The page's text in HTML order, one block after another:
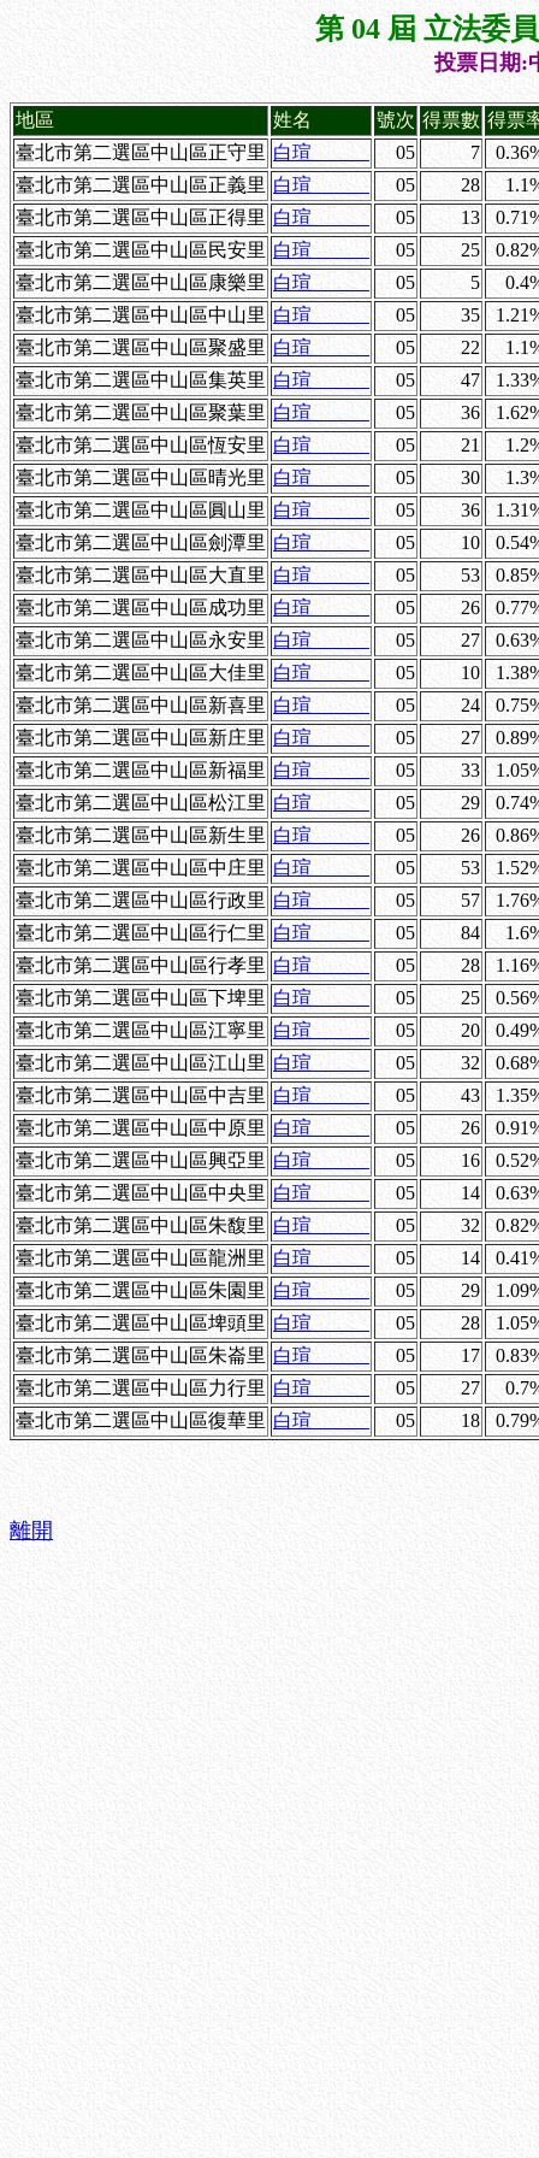
第 04 屆 立法委
投票日期:
地區 姓名 號次 得票數 得票
臺北市第二選區中山區正守里 白瑄 05 7
臺北市第二選區中山區正義里 白瑄 05 28
臺北市第二選區中山區正得里 白瑄 05 13
臺北市第二選區中山區民安里 白瑄 05 25
臺北市第二選區中山區康樂里 白瑄 05 5
臺北市第二選區中山區中山里 白瑄 05 35
臺北市第二選區中山區聚盛里 白瑄 05 22
臺北市第二選區中山區集英里 白瑄 05 47
臺北市第二選區中山區聚葉里 白瑄 05 36
臺北市第二選區中山區恆安里 白瑄 05 21
臺北市第二選區中山區晴光里 白瑄 05 30
臺北市第二選區中山區圓山里 白瑄 05 36
臺北市第二選區中山區劍潭里 白瑄 05 10
臺北市第二選區中山區大直里 白瑄 05 53
臺北市第二選區中山區成功里 白瑄 05 26
臺北市第二選區中山區永安里 白瑄 05 27
臺北市第二選區中山區大佳里 白瑄 05 10
臺北市第二選區中山區新喜里 白瑄 05 24
臺北市第二選區中山區新庄里 白瑄 05 27
臺北市第二選區中山區新福里 白瑄 05 33
臺北市第二選區中山區松江里 白瑄 05 29
臺北市第二選區中山區新生里 白瑄 05 26
臺北市第二選區中山區中庄里 白瑄 05 53
臺北市第二選區中山區行政里 白瑄 05 57
臺北市第二選區中山區行仁里 白瑄 05 84
臺北市第二選區中山區行孝里 白瑄 05 28
臺北市第二選區中山區下埤里 白瑄 05 25
臺北市第二選區中山區江寧里 白瑄 05 20
臺北市第二選區中山區江山里 白瑄 05 32
臺北市第二選區中山區中吉里 白瑄 05 43
臺北市第二選區中山區中原里 白瑄 05 26
臺北市第二選區中山區興亞里 白瑄 05 16
臺北市第二選區中山區中央里 白瑄 05 14
臺北市第二選區中山區朱馥里 白瑄 05 32
臺北市第二選區中山區龍洲里 白瑄 05 14
臺北市第二選區中山區朱園里 白瑄 05 29
臺北市第二選區中山區埤頭里 白瑄 05 28
臺北市第二選區中山區朱崙里 白瑄 05 17
臺北市第二選區中山區力行里 白瑄 05 27
臺北市第二選區中山區復華里 白瑄 05 18
離開